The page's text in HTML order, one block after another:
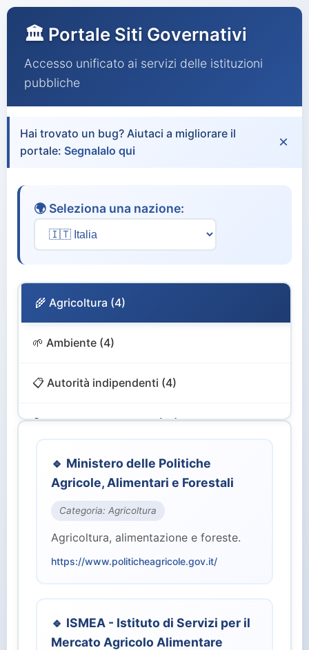
🏛️ Portale Siti Governativi
Accesso unificato ai servizi delle istituzioni
pubbliche
Hai trovato un bug? Aiutaci a migliorare il
portale: Segnalalo qui ×
🌍 Seleziona una nazione:
🌾 Agricoltura (4)
🌱 Ambiente (4)
📋 Autorità indipendenti (4)
🔍 Controllo e Vigilanza (12)
🎨 Cultura e Turismo (4)
💻 Digitale e Innovazione (4)
🏙️ Enti Territoriali (2)
⚖️ Giustizia (2)
🔹 Ministero delle Politiche
Agricole, Alimentari e Forestali
Categoria: Agricoltura
Agricoltura, alimentazione e foreste.
https://www.politicheagricole.gov.it/
🔹 ISMEA - Istituto di Servizi per il
Mercato Agricolo Alimentare